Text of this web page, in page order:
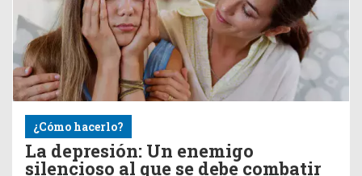
¿Cómo hacerlo?
La depresión: Un enemigo
silencioso al que se debe combatir